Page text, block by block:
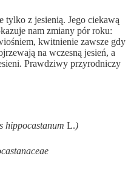
tylko z jesienią. Jego ciekawą
nam zmiany pór roku:
kwitnienie zawsze gdy
na wczesną jesień, a
Prawdziwy przyrodniczy
hippocastanum L.)